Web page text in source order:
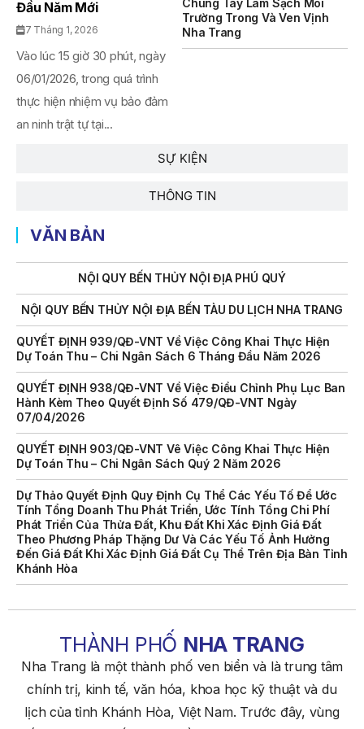
SỰ KIỆN
THÔNG TIN
Đầu Năm Mới
7 Tháng 1, 2026
Vào lúc 15 giờ 30 phút, ngày
06/01/2026, trong quá trình
thực hiện nhiệm vụ bảo đảm
an ninh trật tự tại...
Chung Tay Làm Sạch Môi
Trường Trong Và Ven Vịnh
Nha Trang
VĂN BẢN
THÔNG BÁO Số 707/TB-VNT: Kết Quả Lựa Chọn Đơn Vị Tổ
Chức Đấu Giá Tài Sản Đối Với Mô Tô Nước Cứu Hộ VNT 01
Biển Số KH-0834
THÔNG BÁO Số 706/TB-VNT: Kết Quả Lựa Chọn Đơn Vị Tổ
Chức Đấu Giá Tài Sản Đối Với Ca Nô 200CV VNT 02 Biển
Số KH-0387
THÔNG BÁO Số 659/TB-VNT Năm 2026 V/v Đính Chính
Thông Báo Số 641/TB-VNT Ngày 18/05/2026 Của Ban
NỘI QUY BẾN THỦY NỘI ĐỊA HÒN MUN
Dự Toán Thu – Chi Ngân Sách 6 Tháng Đầu Năm 2026
Hành Kèm Theo Quyết Định Số 479/QĐ-VNT Ngày
07/04/2026
Dự Toán Thu – Chi Ngân Sách Quý 2 Năm 2026
Tính Tổng Doanh Thu Phát Triển, Ước Tính Tổng Chi Phí
Phát Triển Của Thửa Đất, Khu Đất Khi Xác Định Giá Đất
Theo Phương Pháp Thặng Dư Và Các Yếu Tố Ảnh Hưởng
Đến Giá Đất Khi Xác Định Giá Đất Cụ Thể Trên Địa Bàn Tỉnh
Khánh Hòa
Biển Số KH-0834
THÔNG BÁO Số 706/TB-VNT: Kết Quả Lựa Chọn Đơn Vị Tổ
Chức Đấu Giá Tài Sản Đối Với Ca Nô 200CV VNT 02 Biển
Số KH-0387
Thông Báo Số 641/TB-VNT Ngày 18/05/2026 Của Ban
THÀNH PHỐ NHA TRANG
Nha Trang là một thành phố ven biển và là trung tâm
chính trị, kinh tế, văn hóa, khoa học kỹ thuật và du
lịch của tỉnh Khánh Hòa, Việt Nam. Trước đây, vùng